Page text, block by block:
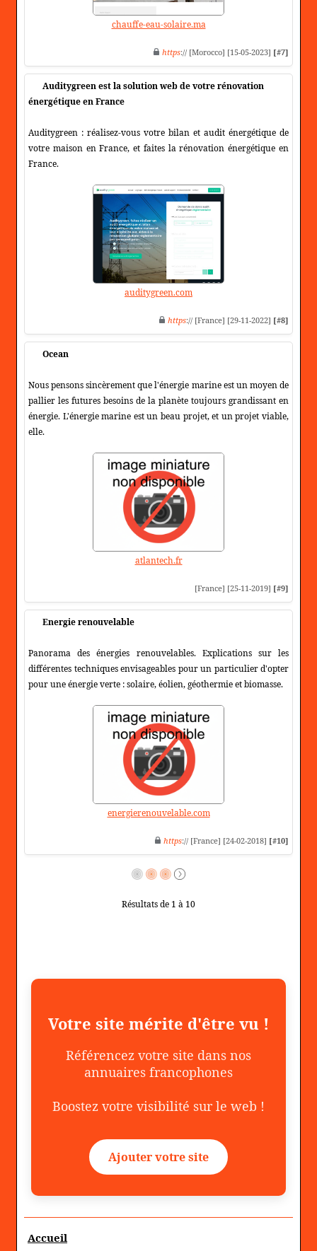
chauffe-eau-solaire.ma
https:// [Morocco] [15-05-2023] [#7]
Auditygreen est la solution web de votre rénovation
énergétique en France
Auditygreen : réalisez-vous votre bilan et audit énergétique de
votre maison en France, et faites la rénovation énergétique en
France.
auditygreen.com
https:// [France] [29-11-2022] [#8]
Ocean
Nous pensons sincèrement que l'énergie marine est un moyen de
pallier les futures besoins de la planète toujours grandissant en
énergie. L'énergie marine est un beau projet, et un projet viable,
elle.
atlantech.fr
[France] [25-11-2019] [#9]
Energie renouvelable
Panorama des énergies renouvelables. Explications sur les
différentes techniques envisageables pour un particulier d'opter
pour une énergie verte : solaire, éolien, géothermie et biomasse.
energierenouvelable.com
https:// [France] [24-02-2018] [#10]
Résultats de 1 à 10
Votre site mérite d'être vu !
Référencez votre site dans nos
annuaires francophones
Boostez votre visibilité sur le web !
Ajouter votre site
Accueil